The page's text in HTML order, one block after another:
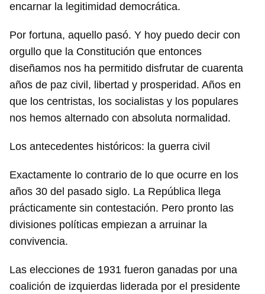
encarnar la legitimidad democrática.
Por fortuna, aquello pasó. Y hoy puedo decir con
orgullo que la Constitución que entonces
diseñamos nos ha permitido disfrutar de cuarenta
años de paz civil, libertad y prosperidad. Años en
que los centristas, los socialistas y los populares
nos hemos alternado con absoluta normalidad.
Los antecedentes históricos: la guerra civil
Exactamente lo contrario de lo que ocurre en los
años 30 del pasado siglo. La República llega
prácticamente sin contestación. Pero pronto las
divisiones políticas empiezan a arruinar la
convivencia.
Las elecciones de 1931 fueron ganadas por una
coalición de izquierdas liderada por el presidente